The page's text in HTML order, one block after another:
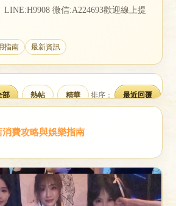
微信:A224693歡迎線上提
指南 最新資訊
部 熱帖 精華 排序： 最近回覆
消費攻略與娛樂指南